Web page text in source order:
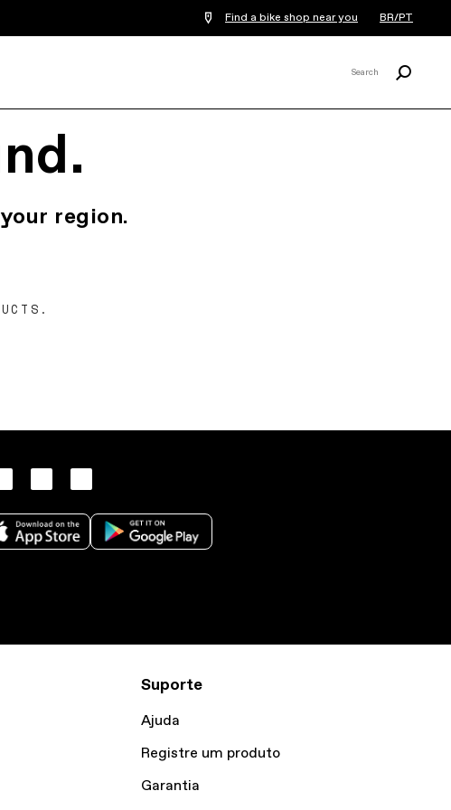
Find a bike shop near you BR/PT
Search
region.
Suporte
Ajuda
Registre um produto
Garantia